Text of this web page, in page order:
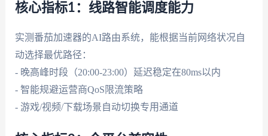
核心指标1：线路智能调度能力
实测番茄加速器的AI路由系统，能根据当前网络状况自
动选择最优路径：
- 晚高峰时段（20:00-23:00）延迟稳定在80ms以内
- 智能规避运营商QoS限流策略
- 游戏/视频/下载场景自动切换专用通道